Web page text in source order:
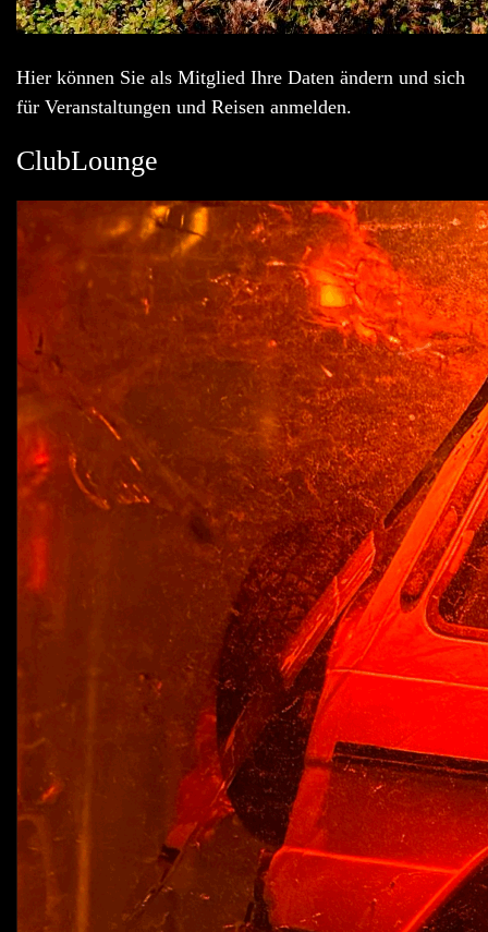
Hier können Sie als Mitglied Ihre Daten ändern und sich
für Veranstaltungen und Reisen anmelden.
ClubLounge